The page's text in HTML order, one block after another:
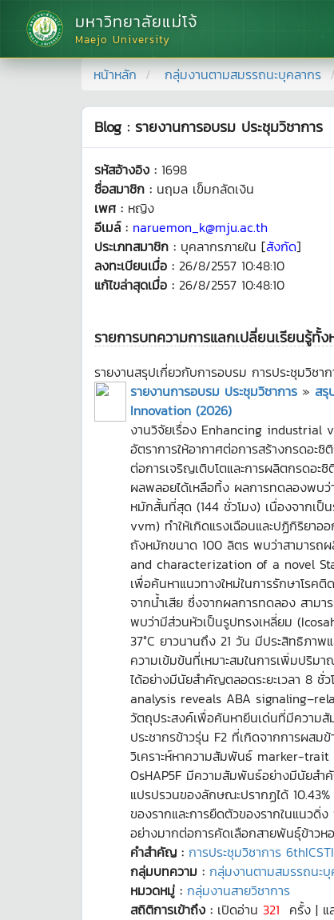
มหาวิทยาลัยแม่โจ้
Maejo University
หน้าหลัก กลุ่มงานตามสมรรถนะบุคลากร
Blog : รายงานการอบรม ประชุมวิชาการ
รหัสอ้างอิง : 1698
ชื่อสมาชิก : นฤมล เข็มกลัดเงิน
เพศ : หญิง
อีเมล์ : naruemon_k@mju.ac.th
ประเภทสมาชิก : บุคลากรภายใน [สังกัด]
ลงทะเบียนเมื่อ : 26/8/2557 10:48:10
แก้ไขล่าสุดเมื่อ : 26/8/2557 10:48:10
รายการบทความการแลกเปลี่ยนเรียนรู้ทั้
รายงานสรุปเกี่ยวกับการอบรม การประชุมวิชา
รายงานการอบรม ประชุมวิชาการ » สรุ
Innovation (2026)
งานวิจัยเรื่อง Enhancing
อัตราการให้อากาศต่อการสร้างกรดอะ
ต่อการเจริญเติบโตและการผลิตกรดอ
ผลพลอยได้เหลือทิ้ง ผลการทดลองพบว่
หมักสั้นที่สุด (144 ชั่วโมง) เนื่องจากเป็
vvm) ทำให้เกิดแรงเฉือนและปฏิกิริยา
ถังหมักขนาด 100 ลิตร พบว่าสามารถ
and characterization of a novel
เพื่อค้นหาแนวทางใหม่ในการรักษาโรค
จากน้ำเสีย ซึ่งจากผลการทดลอง สาม
พบว่ามีส่วนหัวเป็นรูปทรงเหลี่ยม
37°C ยาวนานถึง 21 วัน มีประสิทธิภาพ
ความเข้มข้นที่เหมาะสมในการเพิ่มปริ
ได้อย่างมีนัยสำคัญตลอดระยะเวลา 8
analysis reveals ABA
วัตถุประสงค์เพื่อค้นหายีนเด่นที่มีความ
ประชากรข้าวรุ่น F2 ที่เกิดจากการผสม
วิเคราะห์หาความสัมพันธ์ marker-
OsHAP5F มีความสัมพันธ์อย่างมีนัยสำ
แปรปรวนของลักษณะปรากฏได้
ของรากและการยืดตัวของรากในแนว
อย่างมากต่อการคัดเลือกสายพันธุ์ข้าวห
คำสำคัญ : การประชุมวิชาการ 6thICSTI
กลุ่มบทความ : กลุ่มงานตามสมรรถนะ
หมวดหมู่ : กลุ่มงานสายวิชาการ
สถิติการเข้าถึง : เปิดอ่าน 321 ครั้ง | แ